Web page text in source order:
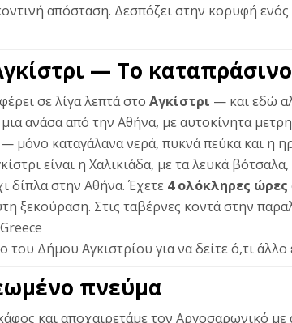
απόσταση. Δεσπόζει στην κορυφή
— Το
σε λίγα λεπτά στο Αγκίστρι — και εδώ
ανάσα από την Αθήνα, με αυτοκίνητα
μόνο καταγάλανα νερά, πυκνά πεύκα και η
είναι η Χαλικιάδα, με τα λευκά
δίπλα στην Αθήνα. Έχετε 4 ολόκληρες ώρες
ξεκούραση. Στις ταβέρνες κοντά στην
του Δήμου Αγκιστρίου για να δείτε ό,τι
πνεύμα
και αποχαιρετάμε τον Αργοσαρωνικό